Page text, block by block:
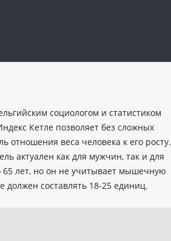
социологом и статистиком
Кетле позволяет без сложных
отношения веса человека к его росту.
актуален как для мужчин, так и для
65 лет, но он не учитывает мышечную
должен составлять 18-25 единиц.